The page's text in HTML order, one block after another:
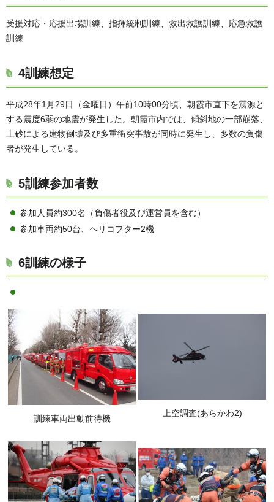
受援対応・応援出場訓練、指揮統制訓練、救出救護訓練、応急救護
訓練
4訓練想定
平成28年1月29日（金曜日）午前10時00分頃、朝霞市直下を震源と
する震度6弱の地震が発生した。朝霞市内では、傾斜地の一部崩落、
土砂による建物倒壊及び多重衝突事故が同時に発生し、多数の負傷
者が発生している。
5訓練参加者数
参加人員約300名（負傷者役及び運営員を含む）
参加車両約50台、ヘリコプター2機
6訓練の様子
訓練車両出動前待機
上空調査(あらかわ2)